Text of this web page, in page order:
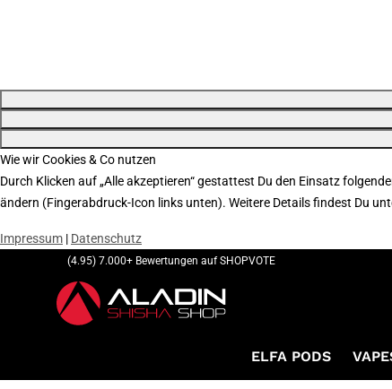
Wie wir Cookies & Co nutzen
Durch Klicken auf „Alle akzeptieren“ gestattest Du den Einsatz
ändern (Fingerabdruck-Icon links unten). Weitere Details findest Du
Impressum | Datenschutz
(4.95) 7.000+ Bewertungen auf SHOPVOTE
ELFA PODS